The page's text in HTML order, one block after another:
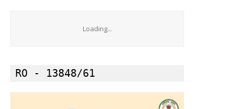
Loading...
RO - 13848/61